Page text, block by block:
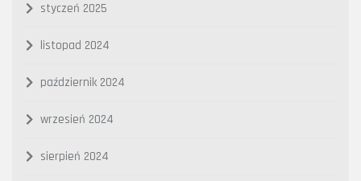
styczeń 2025
listopad 2024
październik 2024
wrzesień 2024
sierpień 2024